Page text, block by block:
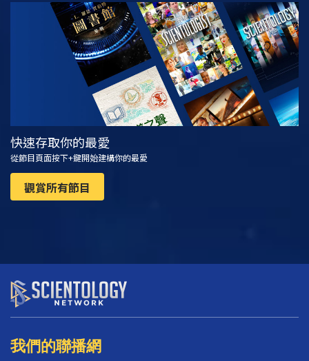
觀看 探索系列節目
快速存取你的最愛
從節目頁面按下+鍵開始建構你的最愛
觀賞所有節目
我們的聯播網